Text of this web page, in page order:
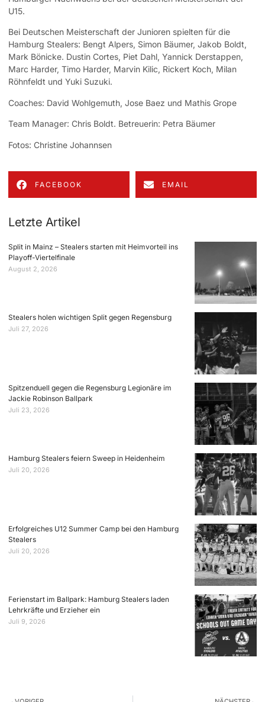
U15.
Bei Deutschen Meisterschaft der Junioren spielten für die
Hamburg Stealers: Bengt Alpers, Simon Bäumer, Jakob Boldt,
Mark Bönicke. Dustin Cortes, Piet Dahl, Yannick Derstappen,
Marc Harder, Timo Harder, Marvin Kilic, Rickert Koch, Milan
Röhnfeldt und Yuki Suzuki.
Coaches: David Wohlgemuth, Jose Baez und Mathis Grope
Team Manager: Chris Boldt. Betreuerin: Petra Bäumer
Fotos: Christine Johannsen
FACEBOOK EMAIL
Letzte Artikel
Split in Mainz – Stealers starten mit Heimvorteil ins
Playoff-Viertelfinale
August 2, 2026
Stealers holen wichtigen Split gegen Regensburg
Juli 27, 2026
Spitzenduell gegen die Regensburg Legionäre im
Jackie Robinson Ballpark
Juli 23, 2026
Hamburg Stealers feiern Sweep in Heidenheim
Juli 20, 2026
Erfolgreiches U12 Summer Camp bei den Hamburg
Stealers
Juli 20, 2026
Ferienstart im Ballpark: Hamburg Stealers laden
Lehrkräfte und Erzieher ein
Juli 9, 2026